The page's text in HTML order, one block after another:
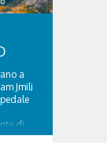
a
Jmili
di
–...